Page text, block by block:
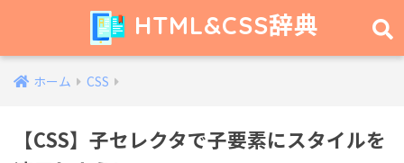
HTML&CSS辞典
ホーム CSS
【CSS】子セレクタで子要素にスタイルを